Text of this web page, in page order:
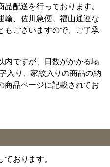
配送を行っております。
輸、佐川急便、福山通運な
もございますので、ご了承
内ですが、日数がかかる場
入り、家紋入りの商品の納
商品ページに記載されてお
おります。